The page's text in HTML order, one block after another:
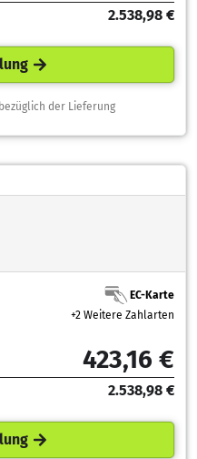
2.538,98 €
der Lieferung
EC-Karte
+2 Weitere Zahlarten
423,16 €
2.538,98 €